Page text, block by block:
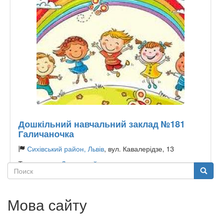
Дошкільний навчальний заклад №181
Галичаночка
Сихівський район, Львів, вул. Кавалерідзе, 13
Тип садочку:Державний
Поиск Поиск
Мова сайту